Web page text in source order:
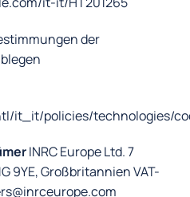
der
it_it/policies/technologies/
INRC Europe Ltd. 7
9YE, Großbritannien VAT-